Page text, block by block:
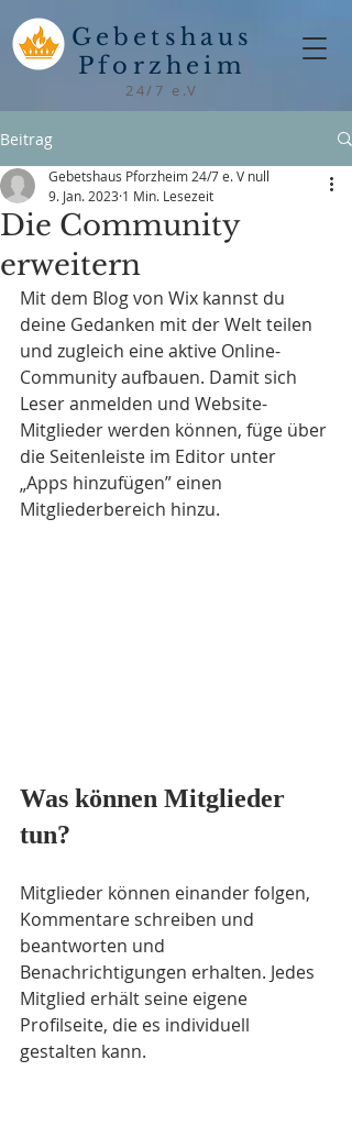
Gebetshaus
Pforzheim
24/7 e.V
Beitrag
Die Community
erweitern
Gebetshaus Pforzheim 24/7 e. V null
9. Jan. 2023 1 Min. Lesezeit
Mit dem Blog von Wix kannst du
deine Gedanken mit der Welt teilen
und zugleich eine aktive Online-
Community aufbauen. Damit sich
Leser anmelden und Website-
Mitglieder werden können, füge über
die Seitenleiste im Editor unter
„Apps hinzufügen” einen
Mitgliederbereich hinzu.
Was können Mitglieder
tun?
Mitglieder können einander folgen,
Kommentare schreiben und
beantworten und
Benachrichtigungen erhalten. Jedes
Mitglied erhält seine eigene
Profilseite, die es individuell
gestalten kann.